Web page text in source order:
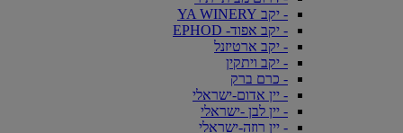
- יקב YA WINERY
- יקב אפוד- EPHOD
- יקב ארטיזנל
- יקב ויתקין
- כרם ברק
- יין אדום-ישראלי
- יין לבן -ישראלי
- יין רוזה-ישראלי